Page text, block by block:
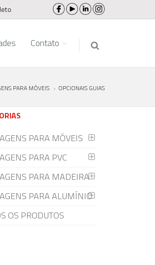
Contato
PARA MÓVEIS OPCIONAIS GUIAS
PARA MÓVEIS
PARA PVC
PARA MADEIRA
PARA ALUMÍNIO
OS PRODUTOS